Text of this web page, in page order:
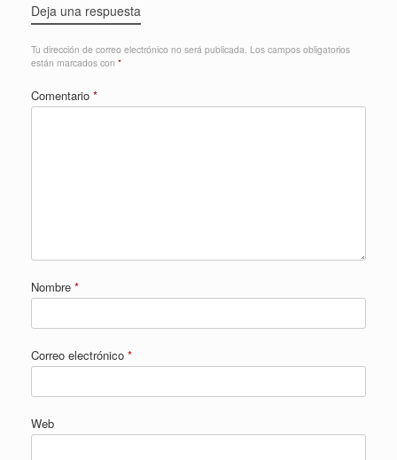
Deja una respuesta
Tu dirección de correo electrónico no será publicada. Los campos obligatorios
están marcados con *
Comentario *
Nombre *
Correo electrónico *
Web